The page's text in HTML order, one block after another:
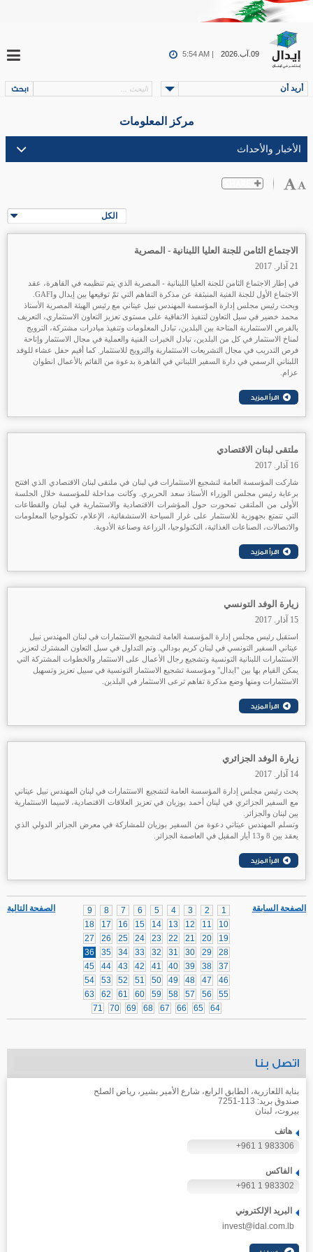
09.آب.2026 5:54 AM |
أريد أن
مركز المعلومات
الكل
الاجتماع الثامن للجنة العليا اللبنانية - المصرية
21 آذار. 2017
في إطار الاجتماع الثامن للجنة العليا اللبنانية - المصرية الذي يتم تنظيمه في القاهرة، عقد
وبحث رئيس مجلس إدارة المؤسسة المهندس نبيل عيتاني مع رئيس الهيئة المصرية الأستاذ
محمد خضير في سبل التعاون لتنفيذ الاتفاقية على مستوى تعزيز التعاون الاستثماري، التعريف
بالفرص الاستثمارية المتاحة بين البلدين، تبادل المعلومات وتنفيذ مبادرات مشتركة، الترويج
لمناخ الاستثمار في كل من البلدين، تبادل الخبرات الفنية والعملية في مجال الاستثمار وإتاحة
فرص التدريب في مجال التشريعات الاستثمارية والترويج للاستثمار. كما أقيم حفل عشاء للوفد
اللبناني الرسمي في دارة السفير اللبناني في القاهرة بدعوة من القائم بالأعمال انطوان
عزام.
ملتقى لبنان الاقتصادي
16 آذار. 2017
شاركت المؤسسة العامة لتشجيع الاستثمارات في لبنان في ملتقى لبنان الاقتصادي الذي افتتح
برعاية رئيس مجلس الوزراء الأستاذ سعد الحريري. وكانت مداخلة للمؤسسة خلال الجلسة
الأولى من الملتقى تمحورت حول المؤشرات الاقتصادية والاستثمارية في لبنان والقطاعات
التي تتمتع بجهوزية للاستثمار على غرار السياحة الاستشفائية، الإعلام، تكنولوجيا المعلومات
والاتصالات، الصناعات الغذائية، التكنولوجيا، الزراعة وصناعة الأدوية.
زيارة الوفد التونسي
15 آذار. 2017
استقبل رئيس مجلس إدارة المؤسسة العامة لتشجيع الاستثمارات في لبنان المهندس نبيل
عيتاني السفير التونسي في لبنان كريم بودالي. وتم التداول في سبل التعاون المشترك لتعزيز
الاستثمارات اللبنانية التونسية وتشجيع رجال الأعمال على الاستثمار والخطوات المشتركة التي
يمكن القيام بها بين "ايدال" ومؤسسة تشجيع الاستثمار التونسية في سبيل تعزيز وتسهيل
الاستثمارات ومنها وضع مذكرة تفاهم ترعى الاستثمار في البلدين.
زيارة الوفد الجزائري
14 آذار. 2017
بحث رئيس مجلس إدارة المؤسسة العامة لتشجيع الاستثمارات في لبنان المهندس نبيل عيتاني
مع السفير الجزائري في لبنان أحمد بوزيان في تعزيز العلاقات الاقتصادية، لاسيما الاستثمارية
بين لبنان والجزائر.
وتسلم المهندس عيتاني دعوة من السفير بوزيان للمشاركة في معرض الجزائر الدولي الذي
يعقد بين 8 و13 أيار المقبل في العاصمة الجزائر.
الصفحة التالية 1
2
3
4
5
6
7
8
9
10
11
12
13
14
15
16
17
18
19
20
21
22
23
24
25
26
27
28
29
30
31
32
33
34
35
36
37
38
39
40
41
42
43
44
45
46
47
48
49
50
51
52
53
54
55
56
57
58
59
60
61
62
63
64
65
66
67
68
69
70
71
الصفحة السابقة
اتصل بنا
بناية اللعازرية، الطابق الرابع، شارع الأمير بشير، رياض الصلح
صندوق بريد: 113-7251
بيروت، لبنان
هاتف
+961 1 983306
الفاكس
+961 1 983302
البريد الإلكتروني
invest@idal.com.lb